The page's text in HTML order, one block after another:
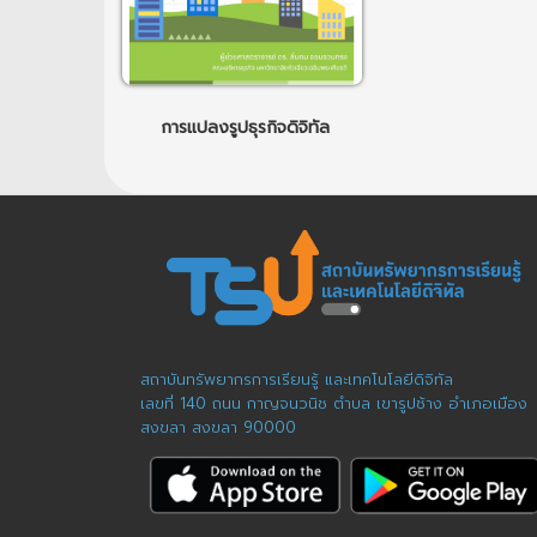
การแปลงรูปธุรกิจดิจิทัล
สถาบันทรัพยากรการเรียนรู้ และเทคโนโลยีดิจิทัล
เลขที่ 140 ถนน กาญจนวนิช ตำบล เขารูปช้าง อำเภอเมือง
สงขลา สงขลา 90000